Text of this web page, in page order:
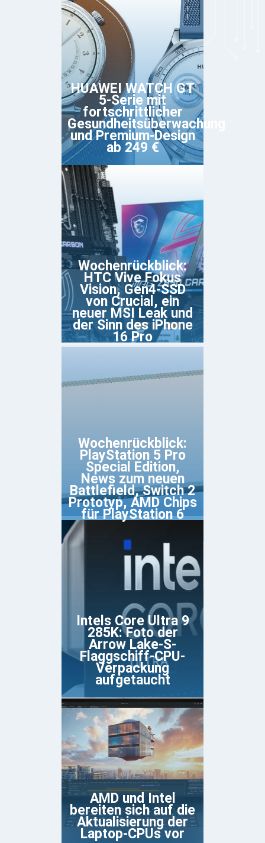
HUAWEI WATCH GT
5-Serie mit
fortschrittlicher
Gesundheitsüberwachung
und Premium-Design
ab 249 €
Wochenrückblick:
HTC Vive Fokus
Vision, Gen4-SSD
von Crucial, ein
neuer MSI Leak und
der Sinn des iPhone
16 Pro
Wochenrückblick:
PlayStation 5 Pro
Special Edition,
News zum neuen
Battlefield, Switch 2
Prototyp, AMD Chips
für PlayStation 6
Intels Core Ultra 9
285K: Foto der
Arrow Lake-S-
Flaggschiff-CPU-
Verpackung
aufgetaucht
AMD und Intel
bereiten sich auf die
Aktualisierung der
Laptop-CPUs vor